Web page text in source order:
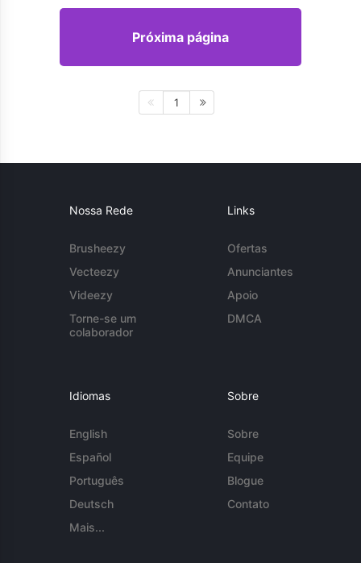
Próxima página
1
Nossa Rede
Brusheezy
Vecteezy
Videezy
Torne-se um
colaborador
Links
Ofertas
Anunciantes
Apoio
DMCA
Idiomas
English
Español
Português
Deutsch
Mais...
Sobre
Sobre
Equipe
Blogue
Contato